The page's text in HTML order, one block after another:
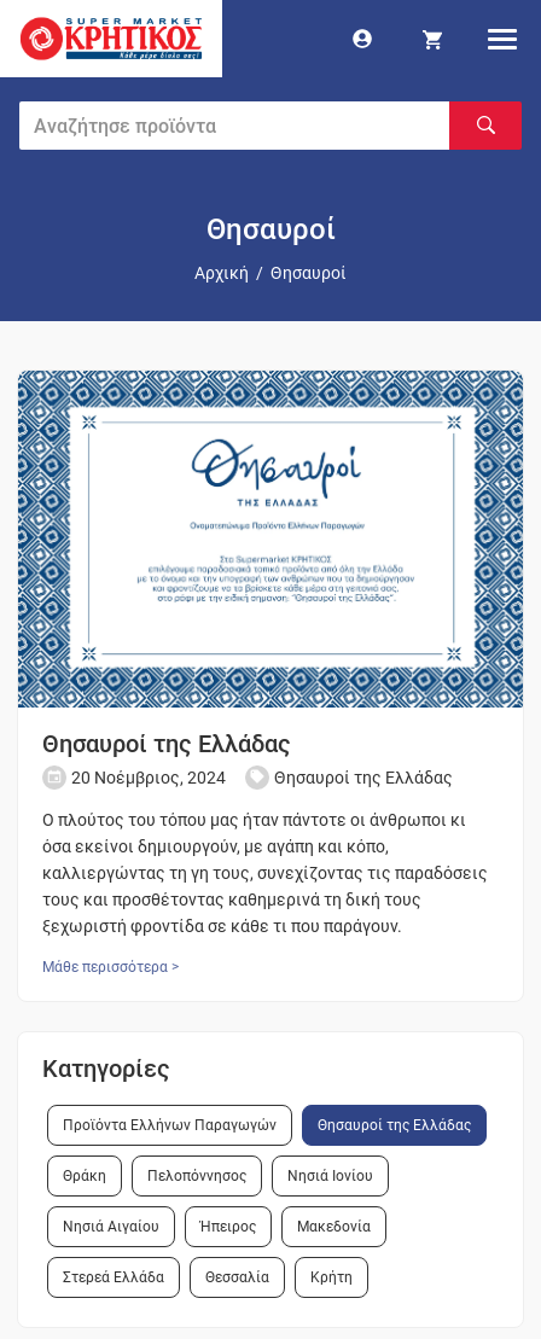
Θησαυροί
Αρχική / Θησαυροί
Θησαυροί της Ελλάδας
20 Νοέμβριος, 2024 Θησαυροί της Ελλάδας
Ο πλούτος του τόπου μας ήταν πάντοτε οι άνθρωποι κι
όσα εκείνοι δημιουργούν, με αγάπη και κόπο,
καλλιεργώντας τη γη τους, συνεχίζοντας τις παραδόσεις
τους και προσθέτοντας καθημερινά τη δική τους
ξεχωριστή φροντίδα σε κάθε τι που παράγουν.
Μάθε περισσότερα >
Κατηγορίες
Προϊόντα Ελλήνων Παραγωγών Θησαυροί της Ελλάδας
Θράκη Πελοπόννησος Νησιά Ιονίου
Νησιά Αιγαίου Ήπειρος Μακεδονία
Στερεά Ελλάδα Θεσσαλία Κρήτη